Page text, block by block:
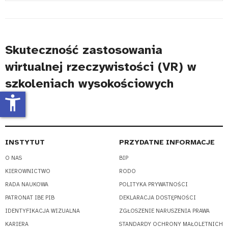
Skuteczność zastosowania
wirtualnej rzeczywistości (VR) w
szkoleniach wysokościowych
INSTYTUT
O NAS
KIEROWNICTWO
RADA NAUKOWA
PATRONAT IBE PIB
IDENTYFIKACJA WIZUALNA
KARIERA
PRZYDATNE INFORMACJE
BIP
RODO
POLITYKA PRYWATNOŚCI
DEKLARACJA DOSTĘPNOŚCI
ZGŁOSZENIE NARUSZENIA PRAWA
STANDARDY OCHRONY MAŁOLETNICH
accessibility_new